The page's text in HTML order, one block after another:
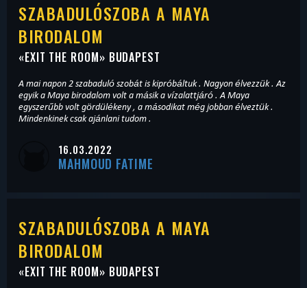
SZABADULÓSZOBA A MAYA
BIRODALOM
«EXIT THE ROOM» BUDAPEST
A mai napon 2 szabaduló szobát is kipróbáltuk . Nagyon élvezzük . Az
egyik a Maya birodalom volt a másik a vízalattjáró . A Maya
egyszerűbb volt gördülékeny , a másodikat még jobban élveztük .
Mindenkinek csak ajánlani tudom .
16.03.2022
MAHMOUD FATIME
SZABADULÓSZOBA A MAYA
BIRODALOM
«EXIT THE ROOM» BUDAPEST